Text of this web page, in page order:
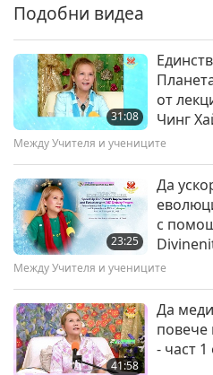
34:57
за
Между Учителя и учениците
9
32:14
от
за
Между Учителя и учениците
10
33:03
от
за
Между Учителя и учениците
Подобни видеа
31:08
от
Чинг
Между Учителя и учениците
23:25
Да
с
Между Учителя и учениците
41:58
Да
повече
- част 1